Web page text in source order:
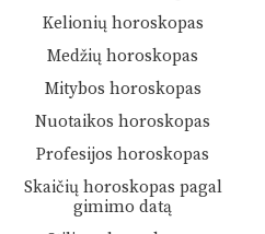
Kelionių horoskopas
Medžių horoskopas
Mitybos horoskopas
Nuotaikos horoskopas
Profesijos horoskopas
Skaičių horoskopas pagal
gimimo datą